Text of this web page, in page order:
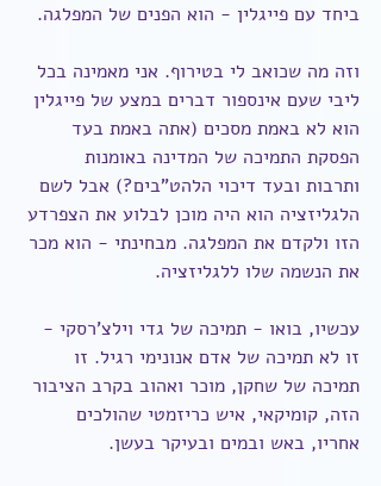
ביחד עם פייגלין - הוא הפנים של המפלגה.
וזה מה שכואב לי בטירוף. אני מאמינה בכל
ליבי שעם אינספור דברים במצע של פייגלין
הוא לא באמת מסכים (אתה באמת בעד
הפסקת התמיכה של המדינה באומנות
ותרבות ובעד דיכוי הלהט"בים?) אבל לשם
הלגליזציה הוא היה מוכן לבלוע את הצפרדע
הזו ולקדם את המפלגה. מבחינתי - הוא מכר
את הנשמה שלו ללגליזציה.
עכשיו, בואו - תמיכה של גדי וילצ'רסקי -
זו לא תמיכה של אדם אנונימי רגיל. זו
תמיכה של שחקן, מוכר ואהוב בקרב הציבור
הזה, קומיקאי, איש כריזמטי שהולכים
אחריו, באש ובמים ובעיקר בעשן.